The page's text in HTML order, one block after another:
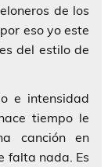
de los
eso yo este
del estilo de
e intensidad
tiempo le
canción en
falta nada. Es